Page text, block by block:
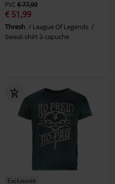
PVC € 77,99
€ 51,99
Thresh
League Of Legends
Sweat-shirt à capuche
Exclusivité